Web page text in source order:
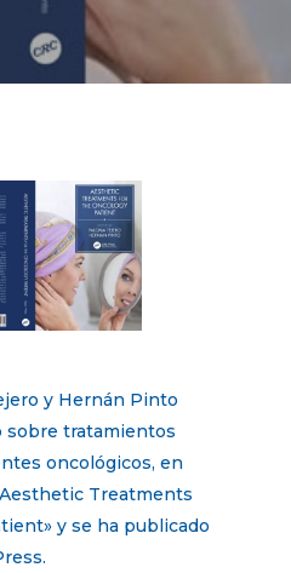
y Hernán Pinto
sobre tratamientos
oncológicos, en
Treatments
y se ha publicado